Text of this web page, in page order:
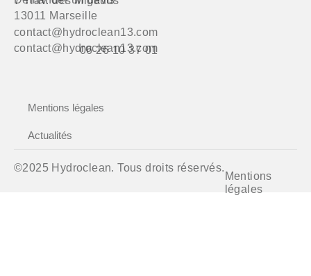
13011 Marseille
contact@hydroclean13.com
contact@hydroclean13.com
06 26 10 37 01
Mentions légales
Actualités
©2025 Hydroclean. Tous droits réservés.
Mentions
légales